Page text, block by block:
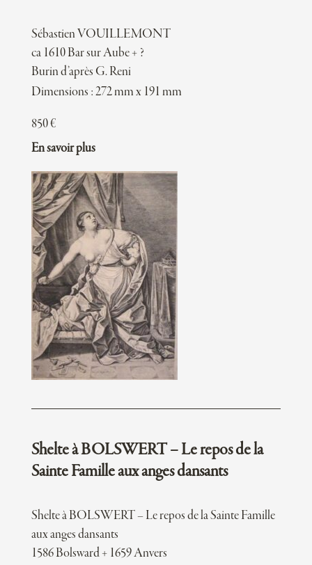
Sébastien VOUILLEMONT
ca 1610 Bar sur Aube + ?
Burin d’après G. Reni
Dimensions : 272 mm x 191 mm
850€
En savoir plus
Shelte à BOLSWERT – Le repos de la
Sainte Famille aux anges dansants
Shelte à BOLSWERT – Le repos de la Sainte Famille
aux anges dansants
1586 Bolsward + 1659 Anvers